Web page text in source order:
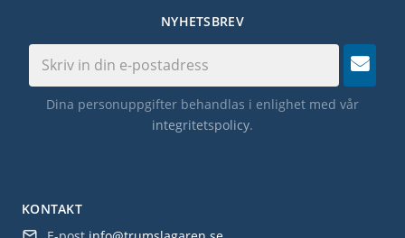
KONTAKT
NYHETSBREV
Dina personuppgifter behandlas i enlighet med vår
integritetspolicy.